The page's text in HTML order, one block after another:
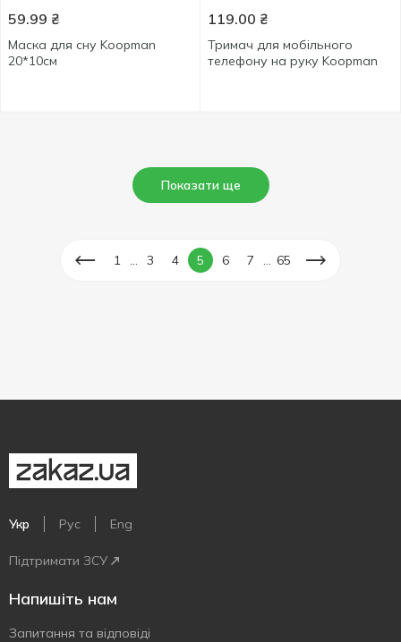
59.99 ₴
Маска для сну Koopman
20*10см
119.00 ₴
Тримач для мобільного
телефону на руку Koopman
Показати ще
1 3 4 5 6 7 65
Укр Рус Eng
Підтримати ЗСУ
Напишіть нам
Запитання та відповіді